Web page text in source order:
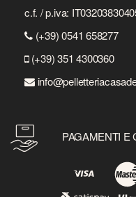
c.f. / p.iva:
(+39) 0541 658277
(+39) 351 4300360
PAGAMENTI E